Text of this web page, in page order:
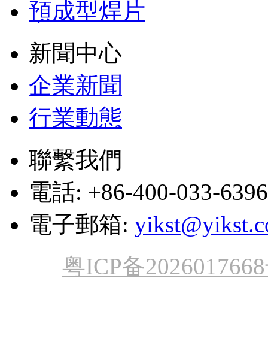
預成型焊片
新聞中心
企業新聞
行業動態
聯繫我們
電話: +86-400-033-6396
電子郵箱:
粤ICP备